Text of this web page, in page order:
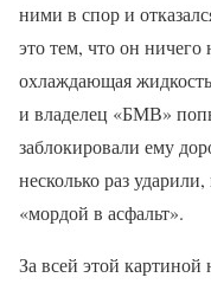
ними в спор и
это тем, что он
охлаждающая
и владелец «БМВ»
заблокировали ему
несколько раз
«мордой в асфальт».
За всей этой картиной